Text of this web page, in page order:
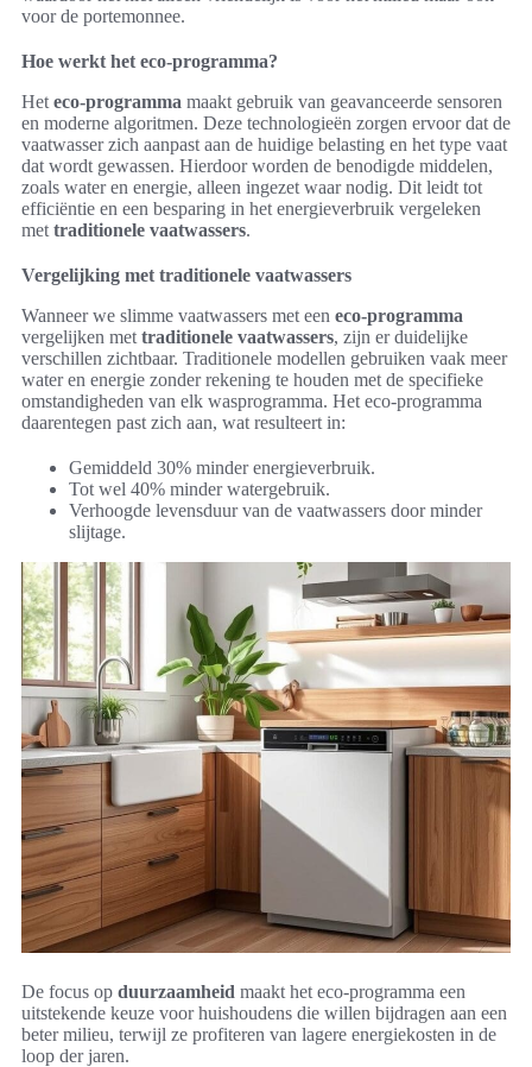
voor de portemonnee.
Hoe werkt het eco-programma?
Het eco-programma maakt gebruik van geavanceerde sensoren
en moderne algoritmen. Deze technologieën zorgen ervoor dat de
vaatwasser zich aanpast aan de huidige belasting en het type vaat
dat wordt gewassen. Hierdoor worden de benodigde middelen,
zoals water en energie, alleen ingezet waar nodig. Dit leidt tot
efficiëntie en een besparing in het energieverbruik vergeleken
met traditionele vaatwassers.
Vergelijking met traditionele vaatwassers
Wanneer we slimme vaatwassers met een eco-programma
vergelijken met traditionele vaatwassers, zijn er duidelijke
verschillen zichtbaar. Traditionele modellen gebruiken vaak meer
water en energie zonder rekening te houden met de specifieke
omstandigheden van elk wasprogramma. Het eco-programma
daarentegen past zich aan, wat resulteert in:
Gemiddeld 30% minder energieverbruik.
Tot wel 40% minder watergebruik.
Verhoogde levensduur van de vaatwassers door minder
slijtage.
De focus op duurzaamheid maakt het eco-programma een
uitstekende keuze voor huishoudens die willen bijdragen aan een
beter milieu, terwijl ze profiteren van lagere energiekosten in de
loop der jaren.